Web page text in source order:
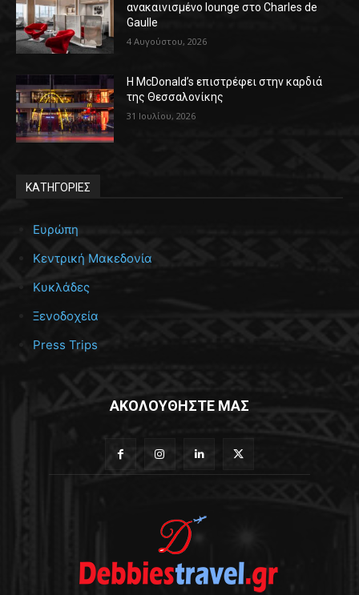
ανακαινισμένο lounge στο Charles de
Gaulle
4 Αυγούστου, 2026
Η McDonald’s επιστρέφει στην καρδιά
της Θεσσαλονίκης
31 Ιουλίου, 2026
ΚΑΤΗΓΟΡΙΕΣ
Ευρώπη
Κεντρική Μακεδονία
Κυκλάδες
Ξενοδοχεία
Press Trips
ΑΚΟΛΟΥΘΗΣΤΕ ΜΑΣ